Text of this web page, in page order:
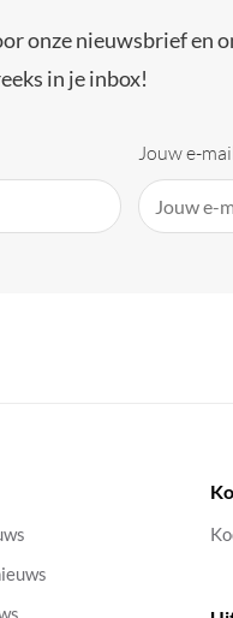
onze nieuwsbrief en
in je inbox!
Jouw e-